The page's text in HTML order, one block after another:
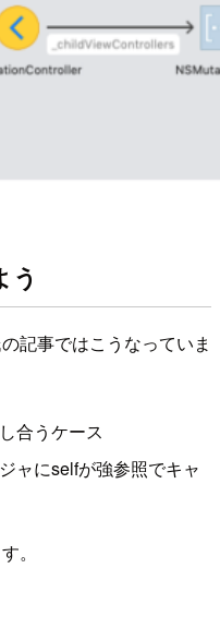
う
記事ではこうなっていま
合うケース
ャにselfが強参照でキャ
。